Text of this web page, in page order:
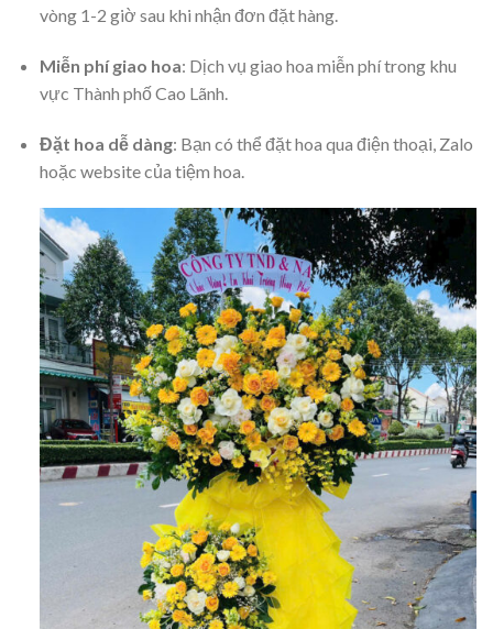
vòng 1-2 giờ sau khi nhận đơn đặt hàng.
Miễn phí giao hoa: Dịch vụ giao hoa miễn phí trong khu
vực Thành phố Cao Lãnh.
Đặt hoa dễ dàng: Bạn có thể đặt hoa qua điện thoại, Zalo
hoặc website của tiệm hoa.